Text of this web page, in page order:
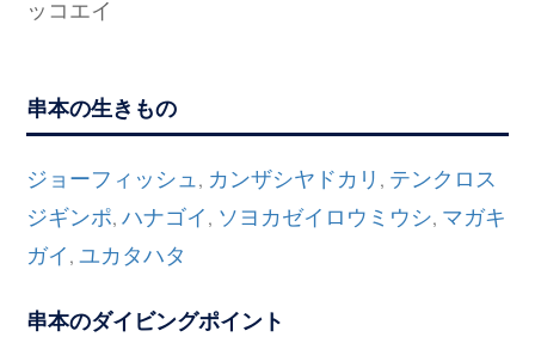
ッコエイ
串本の生きもの
ジョーフィッシュ , カンザシヤドカリ , テンクロス
ジギンポ,ハナゴイ , ソヨカゼイロウミウシ, マガキ
ガイ ,ユカタハタ
串本のダイビングポイント